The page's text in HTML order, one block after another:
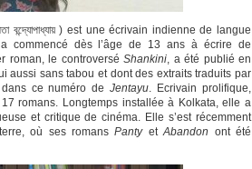
বন্দ্যোপাধ্যায় ) est une écrivain indienne de langue
commencé dès l’âge de 13 ans à écrire de
roman, le controverséShankini, a été publié en
aussi sans tabou et dont des extraits traduits par
ce numéro deJentayu. Ecrivain prolifique,
romans. Longtemps installée à Kolkata, elle a
et critique de cinéma. Elle s’est récemment
où ses romansPantyetAbandon ont été